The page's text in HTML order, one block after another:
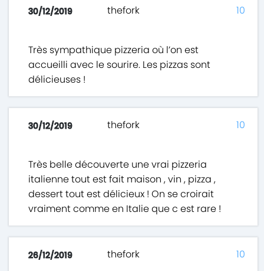
30/12/2019 thefork
Très sympathique pizzeria où l’on est
accueilli avec le sourire. Les pizzas sont
délicieuses !
10
30/12/2019 thefork
Très belle découverte une vrai pizzeria
italienne tout est fait maison , vin , pizza ,
dessert tout est délicieux ! On se croirait
vraiment comme en Italie que c est rare !
10
26/12/2019 thefork 10